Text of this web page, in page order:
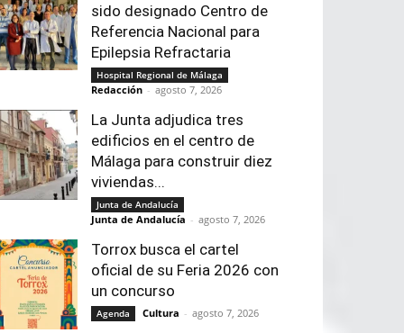
sido designado Centro de
Referencia Nacional para
Epilepsia Refractaria
Hospital Regional de Málaga
Redacción - agosto 7, 2026
La Junta adjudica tres
edificios en el centro de
Málaga para construir diez
viviendas...
Junta de Andalucía
Junta de Andalucía - agosto 7, 2026
Torrox busca el cartel
oficial de su Feria 2026 con
un concurso
Agenda Cultura - agosto 7, 2026